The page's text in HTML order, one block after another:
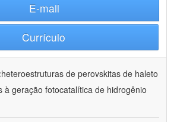
E-mail
Currículo
heteroestruturas de perovskitas de haleto
à geração fotocatalítica de hidrogênio